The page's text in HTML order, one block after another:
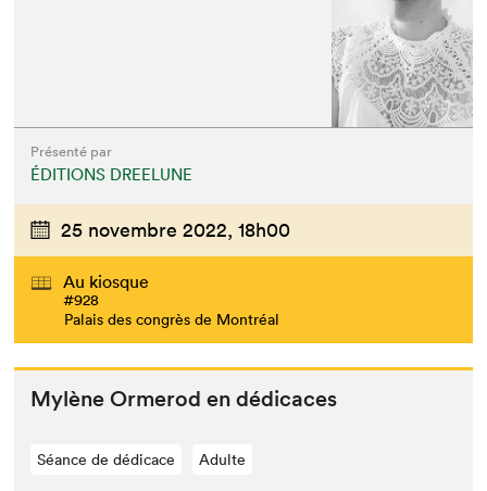
Présenté par
ÉDITIONS DREELUNE
25 novembre 2022, 18h00
Au kiosque
#928
Palais des congrès de Montréal
Mylène Ormerod en dédicaces
Séance de dédicace Adulte